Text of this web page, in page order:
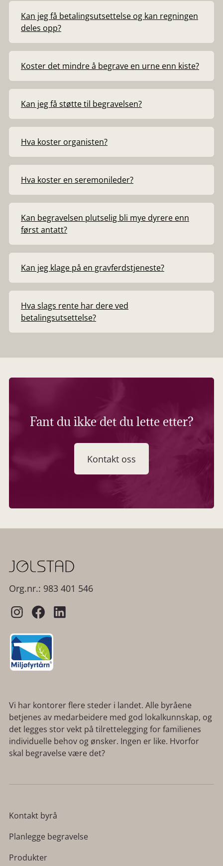
Kan jeg få betalingsutsettelse og kan regningen
deles opp?
Koster det mindre å begrave en urne enn kiste?
Kan jeg få støtte til begravelsen?
Hva koster organisten?
Hva koster en seremonileder?
Kan begravelsen plutselig bli mye dyrere enn
først antatt?
Kan jeg klage på en gravferdstjeneste?
Hva slags rente har dere ved
betalingsutsettelse?
Fant du ikke det du lette etter?
Kontakt oss
Org.nr.: 983 401 546
Vi har kontorer flere steder i landet. Alle byråene
betjenes av medarbeidere med god lokalkunnskap, og
det legges stor vekt på tilrettelegging for familienes
individuelle behov og ønsker. Ingen er like. Hvorfor
skal begravelse være det?
Kontakt byrå
Planlegge begravelse
Produkter